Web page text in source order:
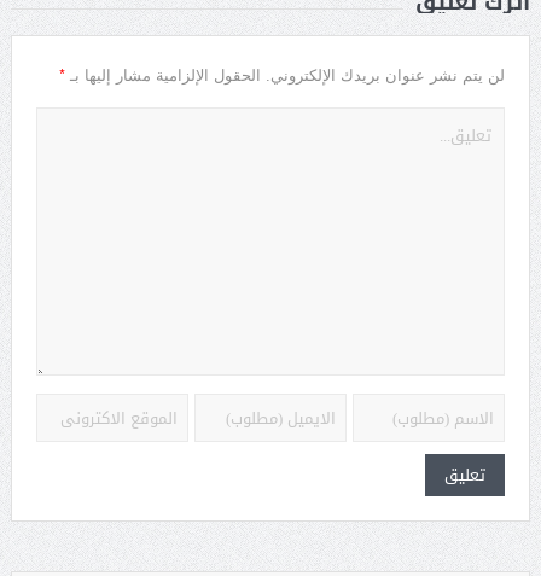
لن يتم نشر عنوان بريدك الإلكتروني. الحقول الإلزامية مشار إليها بـ *